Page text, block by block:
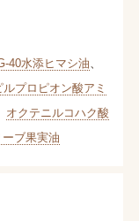
40水添ヒマシ油
プロピオン酸アミ
オクテニルコハク酸
ーブ果実油